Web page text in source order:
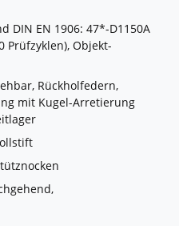
DIN EN 1906: 47*-D1150A
Prüfzyklen), Objekt-
Rückholfedern,
mit Kugel-Arretierung